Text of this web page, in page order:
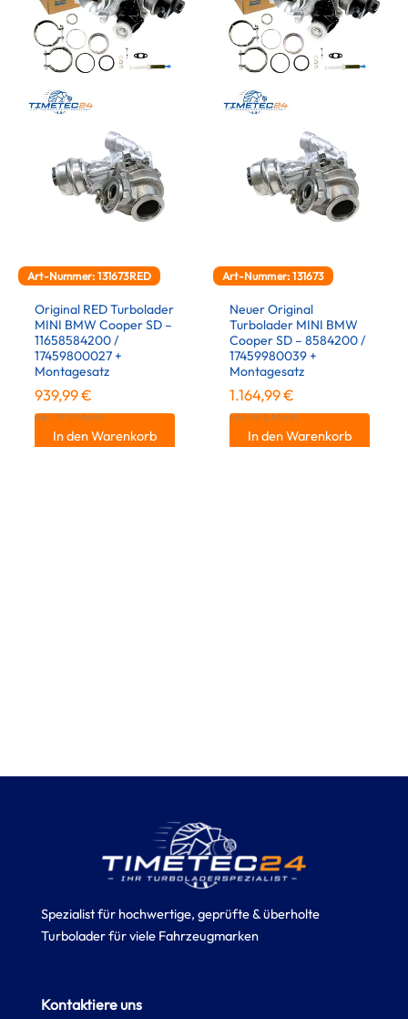
Art-Nummer: 131673RED
Original RED Turbolader
MINI BMW Cooper SD –
11658584200 /
17459800027 +
Montagesatz
939,99€
inkl. 19 % MwSt.
In den Warenkorb
Art-Nummer: 131673
Neuer Original
Turbolader MINI BMW
Cooper SD – 8584200 /
17459980039 +
Montagesatz
1.164,99€
inkl. 19 % MwSt.
In den Warenkorb
Spezialist für hochwertige, geprüfte & überholte
Turbolader für viele Fahrzeugmarken
Kontaktiere uns